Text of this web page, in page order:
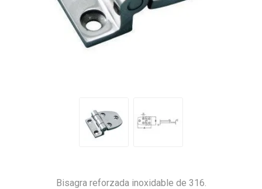
Bisagra reforzada inoxidable de 316.